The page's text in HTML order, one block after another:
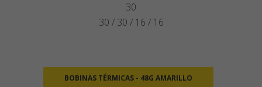
30
30 / 30 / 16 / 16
BOBINAS TÉRMICAS - 48G AMARILLO